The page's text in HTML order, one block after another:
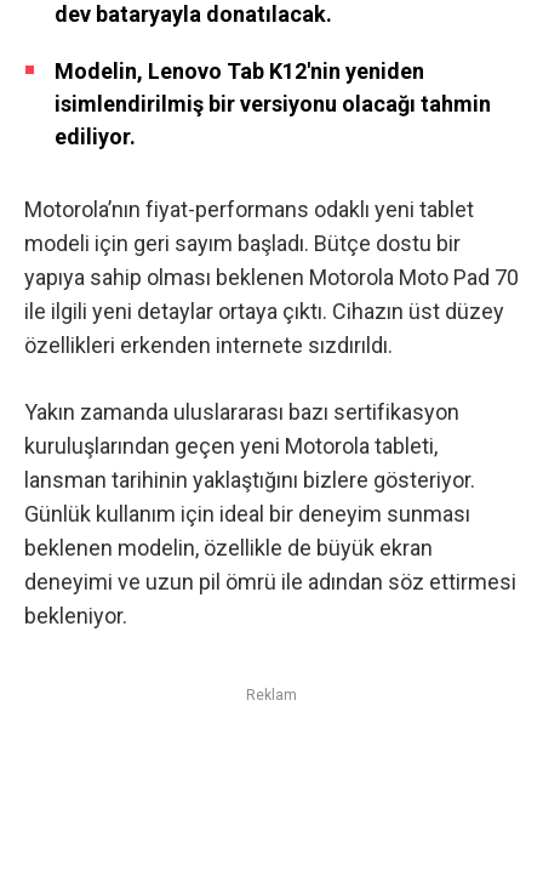
dev bataryayla donatılacak.
Modelin, Lenovo Tab K12'nin yeniden
isimlendirilmiş bir versiyonu olacağı tahmin
ediliyor.
Motorola’nın fiyat-performans odaklı yeni tablet
modeli için geri sayım başladı. Bütçe dostu bir
yapıya sahip olması beklenen Motorola Moto Pad 70
ile ilgili yeni detaylar ortaya çıktı. Cihazın üst düzey
özellikleri erkenden internete sızdırıldı.
Yakın zamanda uluslararası bazı sertifikasyon
kuruluşlarından geçen yeni Motorola tableti,
lansman tarihinin yaklaştığını bizlere gösteriyor.
Günlük kullanım için ideal bir deneyim sunması
beklenen modelin, özellikle de büyük ekran
deneyimi ve uzun pil ömrü ile adından söz ettirmesi
bekleniyor.
Reklam